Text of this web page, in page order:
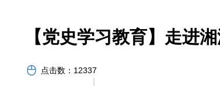
【党史学习教育】走进
点击数： 12337